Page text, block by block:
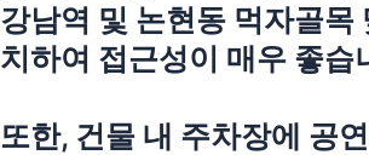
강남역 및 논현동 먹자골목
치하여 접근성이 매우 좋습
또한, 건물 내 주차장에 공